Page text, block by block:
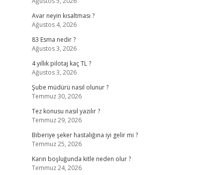
Avar neyin kısaltması ?
Ağustos 4, 2026
83 Esma nedir ?
Ağustos 3, 2026
4 yıllık pilotaj kaç TL ?
Ağustos 3, 2026
Şube müdürü nasıl olunur ?
Temmuz 30, 2026
Tez konusu nasıl yazılır ?
Temmuz 29, 2026
Biberiye şeker hastalığına iyi gelir mi ?
Temmuz 25, 2026
Karın boşluğunda kitle neden olur ?
Temmuz 24, 2026